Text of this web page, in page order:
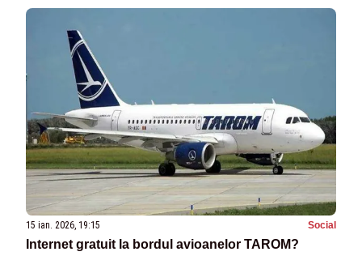
15 ian. 2026, 19:15 Social
Internet gratuit la bordul avioanelor TAROM?